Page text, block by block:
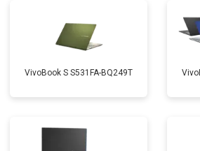
VivoBook S S531FA-BQ249T